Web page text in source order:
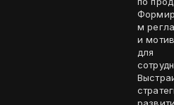
м
и
для